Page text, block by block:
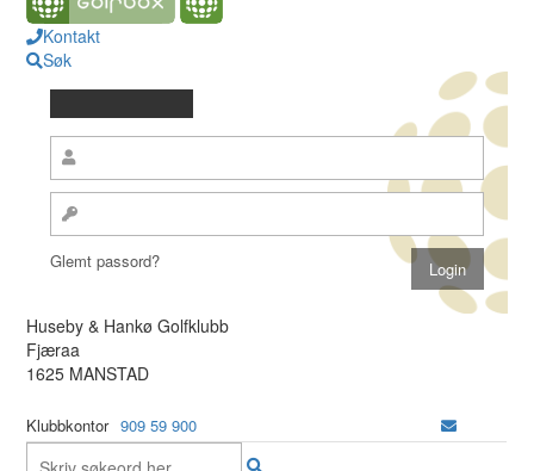
Kontakt
Søk
Glemt passord?
Huseby & Hankø Golfklubb
Fjæraa
1625 MANSTAD
Klubbkontor 909 59 900